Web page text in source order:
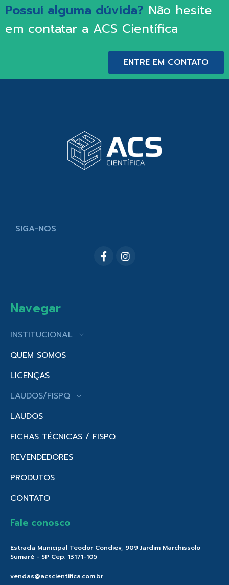
Possui alguma dúvida? Não hesite
em contatar a ACS Científica
ENTRE EM CONTATO
SIGA-NOS
Navegar
INSTITUCIONAL
QUEM SOMOS
LICENÇAS
LAUDOS/FISPQ
LAUDOS
FICHAS TÉCNICAS / FISPQ
REVENDEDORES
PRODUTOS
CONTATO
Fale conosco
Estrada Municipal Teodor Condiev, 909 Jardim Marchissolo
Sumaré - SP Cep. 13171-105
vendas@acscientifica.com.br